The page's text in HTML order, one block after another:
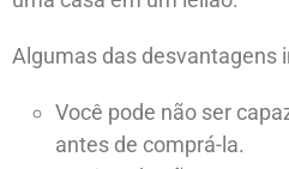
Algumas das desvantagens
Você pode não ser
antes de comprá-la.